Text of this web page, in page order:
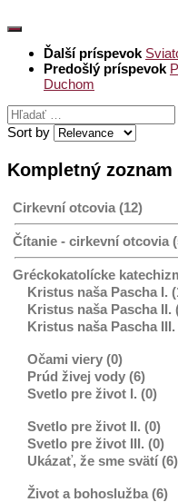
Ďalší príspevok
Predošlý príspevok
Duchom
Hľadať:
Sort by
Kompletný
Cirkevní otcovia (12)
Čítanie - cirkevní otcovia
Gréckokatolícke
Kristus naša Pascha I.
Kristus naša Pascha II.
Kristus naša Pascha III.
Očami viery (0)
Prúd živej vody (6)
Svetlo pre život I. (0)
Svetlo pre život II. (0)
Svetlo pre život III. (0)
Ukázať, že sme svätí (6)
Život a bohoslužba (6)